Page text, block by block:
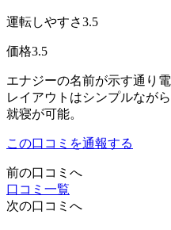
運転しやすさ3.5
価格3.5
エナジーの名前が示す通り
レイアウトはシンプルなが
就寝が可能。
この口コミを通報する
前の口コミへ
口コミ一覧
次の口コミへ